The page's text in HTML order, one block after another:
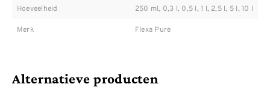
Hoeveelheid 250 ml, 0,3 l, 0,5 l, 1 l, 2,5 l, 5 l, 10 l
Merk Flexa Pure
Alternatieve producten